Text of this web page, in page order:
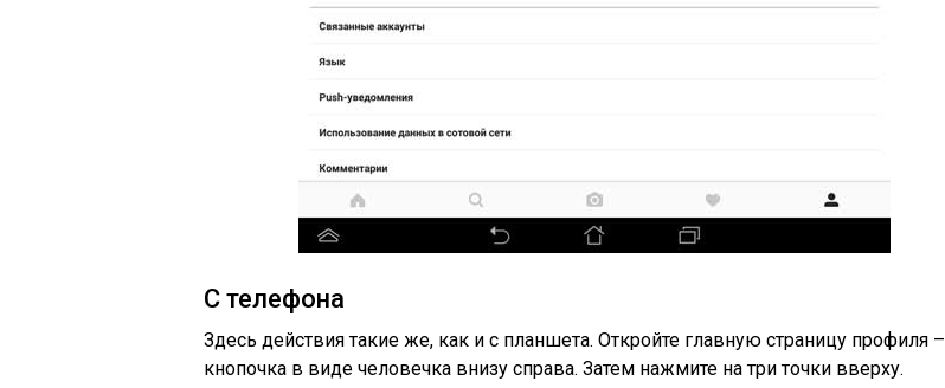
С телефона
Здесь действия такие же, как и с планшета. Откройте главную страницу профиля –
кнопочка в виде человечка внизу справа. Затем нажмите на три точки вверху.